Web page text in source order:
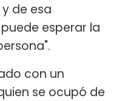
y de esa
esperar la
con un
se ocupó de